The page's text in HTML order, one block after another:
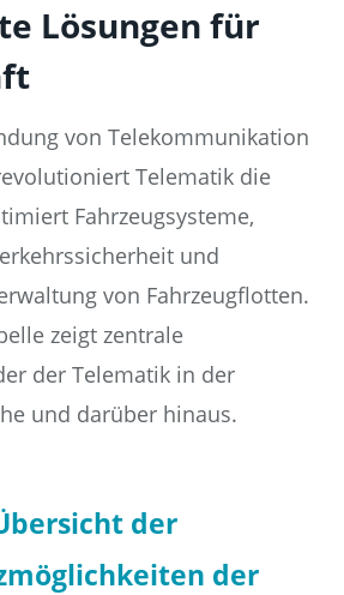
Lösungen für
von Telekommunikation
Telematik die
Fahrzeugsysteme,
und
von Fahrzeugflotten.
zeigt zentrale
der Telematik in der
und darüber hinaus.
der
der